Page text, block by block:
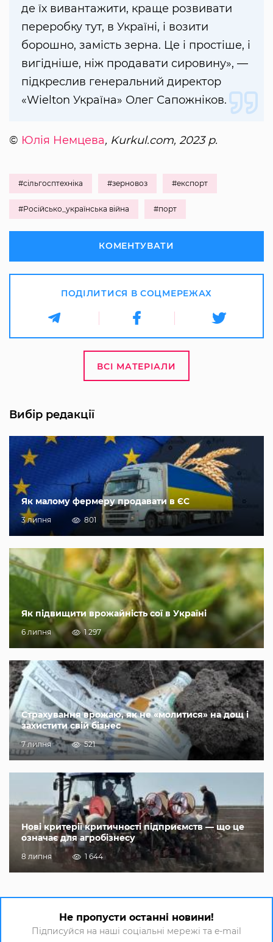
де їх вивантажити, краще розвивати
переробку тут, в Україні, і возити
борошно, замість зерна. Це і простіше, і
вигідніше, ніж продавати сировину», —
підкреслив генеральний директор
«Wielton Україна» Олег Сапожніков.
© Юлія Немцева, Kurkul.com, 2023 р.
#сільгосптехніка #зерновоз #експорт
#Російсько_українська війна #порт
КОМЕНТУВАТИ
ПОДІЛИТИСЯ В СОЦМЕРЕЖАХ
ВСІ МАТЕРІАЛИ
Вибір редакції
Як малому фермеру продавати в ЄС
3 липня 801
Як підвищити врожайність сої в Україні
6 липня 1 297
Страхування врожаю, як не «молитися» на дощ і
захистити свій бізнес
7 липня 521
Нові критерії критичності підприємств — що це
означає для агробізнесу
8 липня 1 644
Не пропусти останні новини!
Підписуйся на наші соціальні мережі та e-mail